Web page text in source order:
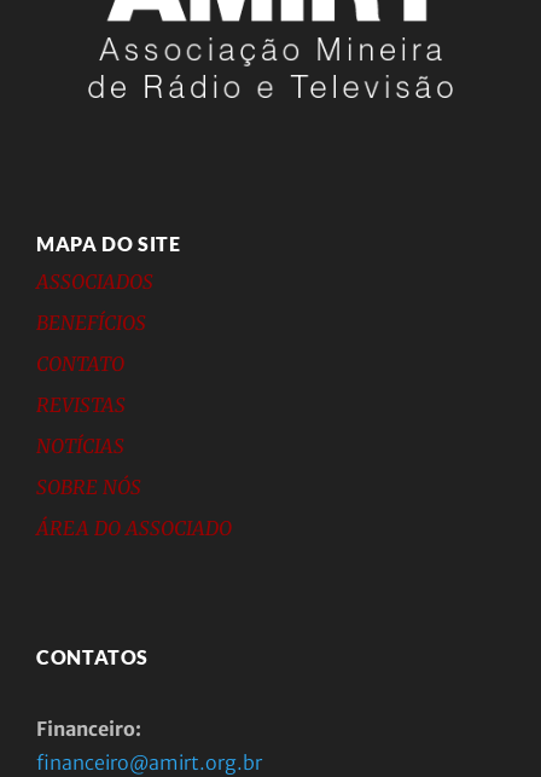
MAPA DO SITE
ASSOCIADOS
BENEFÍCIOS
CONTATO
REVISTAS
NOTÍCIAS
SOBRE NÓS
ÁREA DO ASSOCIADO
CONTATOS
Financeiro:
financeiro@amirt.org.br